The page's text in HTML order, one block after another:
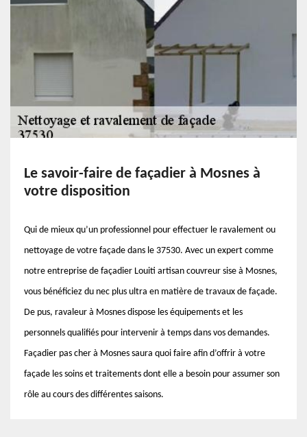
Le savoir-faire de façadier à Mosnes à
votre disposition
Qui de mieux qu’un professionnel pour effectuer le ravalement ou
nettoyage de votre façade dans le 37530. Avec un expert comme
notre entreprise de façadier Louiti artisan couvreur sise à Mosnes,
vous bénéficiez du nec plus ultra en matière de travaux de façade.
De pus, ravaleur à Mosnes dispose les équipements et les
personnels qualifiés pour intervenir à temps dans vos demandes.
Façadier pas cher à Mosnes saura quoi faire afin d’offrir à votre
façade les soins et traitements dont elle a besoin pour assumer son
rôle au cours des différentes saisons.